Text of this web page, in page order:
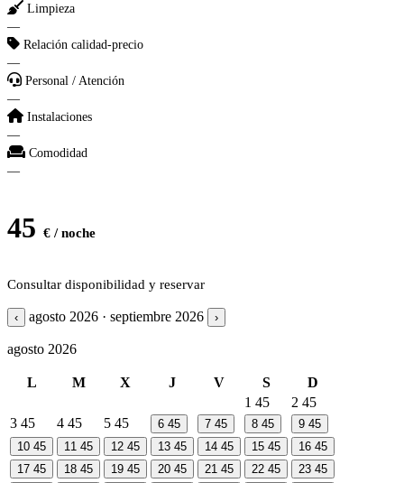
Limpieza
—
Relación calidad-precio
—
Personal / Atención
—
Instalaciones
—
Comodidad
—
45 € / noche
Consultar disponibilidad y reservar
‹ agosto 2026 · septiembre 2026 ›
agosto 2026
L M X J V S
D
1 45 2 45
3 45 4 45 5 45 6 45 7 45 8 45 9 45
10 45 11 45 12 45 13 45 14 45 15 45 16 45
17 45 18 45 19 45 20 45 21 45 22 45 23 45